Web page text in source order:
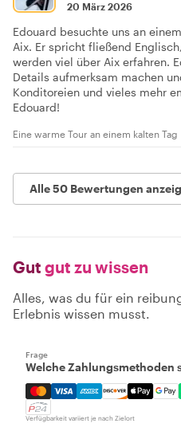
20 März 2026
Edouard besuchte uns an
Aix. Er spricht fließend
werden viel über Aix erfahren.
Details aufmerksam machen
Konditoreien und vieles mehr
Edouard!
Eine warme Tour an einem kalten Tag
Alle 50 Bewertungen
Gut gut zu wissen
Alles, was du für ein
Erlebnis wissen musst.
Frage
Welche Zahlungsmethoden
Mastercard, Visa, Amex,
Verfügbarkeit variiert je nach Zielort